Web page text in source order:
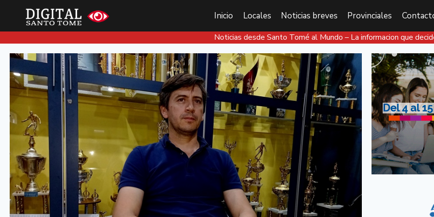
Inicio Locales Noticias breves Provinciales
Noticias desde Santo Tomé al Mundo – La informacion que